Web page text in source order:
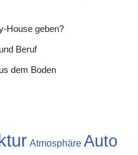
House geben?
Beruf
dem Boden
Atmosphäre Auto